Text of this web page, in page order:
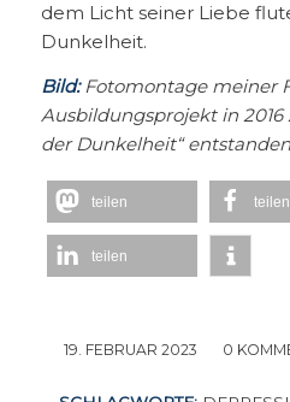
dem Licht seiner Liebe
Dunkelheit.
Bild:Fotomontage meiner
Ausbildungsprojekt in
der Dunkelheit“
teilen teilen
teilen
19. FEBRUAR 2023
/ 0 /